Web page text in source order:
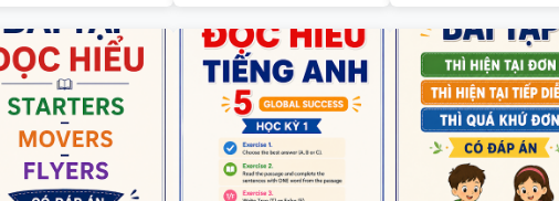
BẢNG WORD FORM TIẾNG ANH
GLOBAL SUCCESS THEO TỪNG
- HỌC KỲ 1 - CÓ ĐÁP ÁN